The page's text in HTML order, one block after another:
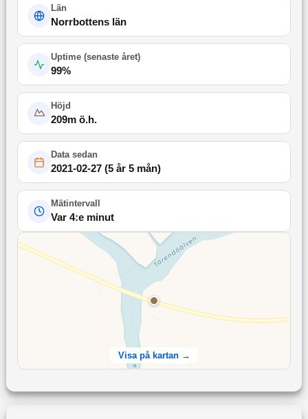
Län
Norrbottens län
Uptime (senaste året)
99%
Höjd
209m ö.h.
Data sedan
2021-02-27(5 år 5 mån)
Mätintervall
Var 4:e minut
Visa på kartan →